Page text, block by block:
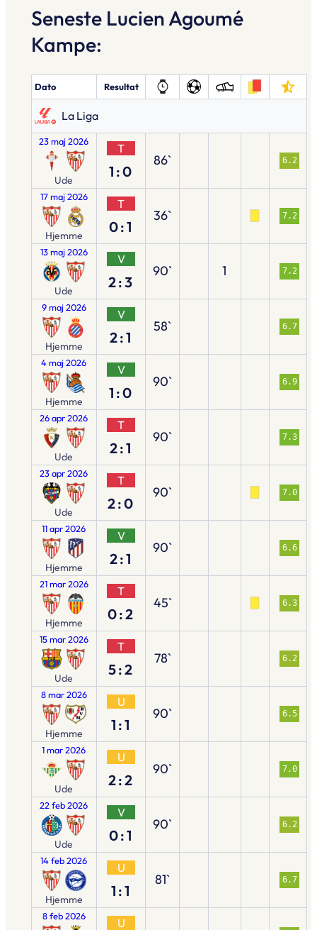
Seneste Lucien Agoumé
Kampe:
Dato Resultat
La Liga
23 maj 2026
Ude
T
1:0
86` 6.2
17 maj 2026
Hjemme
T
0:1
36` 7.2
13 maj 2026
Ude
V
2:3
90` 1 7.2
9 maj 2026
Hjemme
V
2:1
58` 6.7
4 maj 2026
Hjemme
V
1:0
90` 6.9
26 apr 2026
Ude
T
2:1
90` 7.3
23 apr 2026
Ude
T
2:0
90` 7.0
11 apr 2026
Hjemme
V
2:1
90` 6.6
21 mar 2026
Hjemme
T
0:2
45` 6.3
15 mar 2026
Ude
T
5:2
78` 6.2
8 mar 2026
Hjemme
U
1:1
90` 6.5
1 mar 2026
Ude
U
2:2
90` 7.0
22 feb 2026
Ude
V
0:1
90` 6.2
14 feb 2026
Hjemme
U
1:1
81` 6.7
8 feb 2026 U